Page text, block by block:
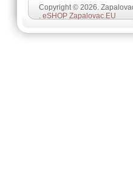
Copyright © 2026.
. eSHOP Zapalovac.EU